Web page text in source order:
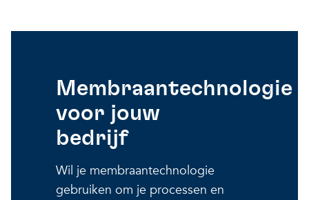
Membraantechnologie
voor jouw
bedrijf
Wil je membraantechnologie
gebruiken om je processen en